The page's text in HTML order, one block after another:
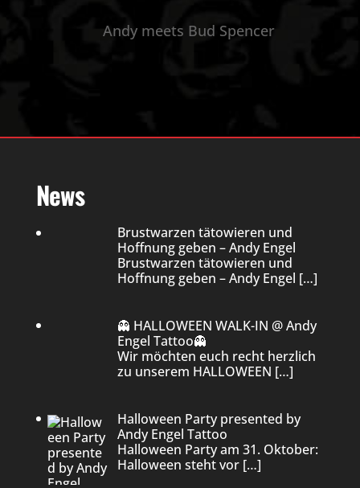
Andy meets Bud Spencer
News
Brustwarzen tätowieren und
Hoffnung geben – Andy Engel
Brustwarzen tätowieren und
Hoffnung geben – Andy Engel […]
👻 HALLOWEEN WALK-IN @ Andy
Engel Tattoo👻
Wir möchten euch recht herzlich
zu unserem HALLOWEEN […]
Halloween Party presented by
Andy Engel Tattoo
Halloween Party am 31. Oktober:
Halloween steht vor […]